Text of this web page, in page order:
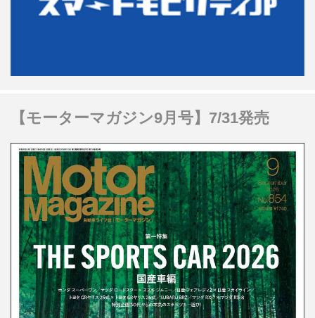
【モーターマガジン9月号】7/31発売